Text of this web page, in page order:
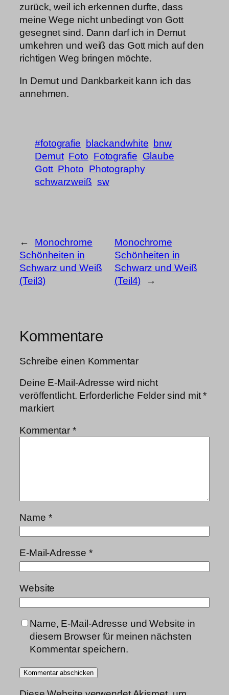
zurück, weil ich erkennen durfte, dass
meine Wege nicht unbedingt von Gott
gesegnet sind. Dann darf ich in Demut
umkehren und weiß das Gott mich auf den
richtigen Weg bringen möchte.
In Demut und Dankbarkeit kann ich das
annehmen.
#fotografie blackandwhite bnw
Demut Foto Fotografie Glaube
Gott Photo Photography
schwarzweiß sw
←
Monochrome
Schönheiten in
Schwarz und Weiß
(Teil3)
Monochrome
Schönheiten in
Schwarz und Weiß
(Teil4)
→
Kommentare
Schreibe einen Kommentar
Deine E-Mail-Adresse wird nicht
veröffentlicht. Erforderliche Felder sind mit*
markiert
Kommentar*
Name *
E-Mail-Adresse *
Website
Name, E-Mail-Adresse und Website in
diesem Browser für meinen nächsten
Kommentar speichern.